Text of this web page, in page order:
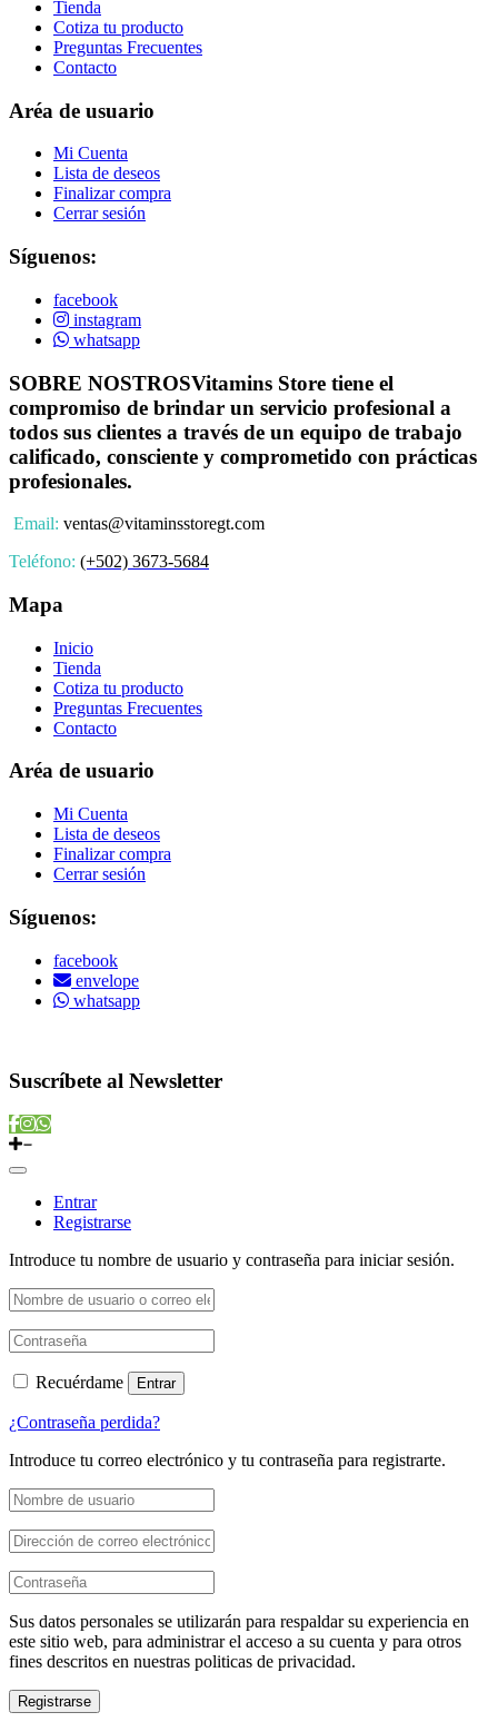
Tienda
Cotiza tu producto
Preguntas Frecuentes
Contacto
Aréa de usuario
Mi Cuenta
Lista de deseos
Finalizar compra
Cerrar sesión
Síguenos:
facebook
instagram
whatsapp
SOBRE NOSTROSVitamins Store tiene el
compromiso de brindar un servicio profesional a
todos sus clientes a través de un equipo de trabajo
calificado, consciente y comprometido con prácticas
profesionales.
Email: ventas@vitaminsstoregt.com
Teléfono: (+502) 3673-5684
Mapa
Inicio
Tienda
Cotiza tu producto
Preguntas Frecuentes
Contacto
Aréa de usuario
Mi Cuenta
Lista de deseos
Finalizar compra
Cerrar sesión
Síguenos:
facebook
envelope
whatsapp
Suscríbete al Newsletter
Entrar
Registrarse
Introduce tu nombre de usuario y contraseña para iniciar sesión.
Recuérdame Entrar
¿Contraseña perdida?
Introduce tu correo electrónico y tu contraseña para registrarte.
Sus datos personales se utilizarán para respaldar su experiencia en
este sitio web, para administrar el acceso a su cuenta y para otros
fines descritos en nuestras politicas de privacidad.
Registrarse